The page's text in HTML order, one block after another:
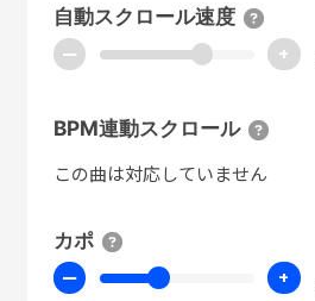
自動スクロール速度
ー +
BPM連動スクロール
この曲は対応していません
カポ
ー +